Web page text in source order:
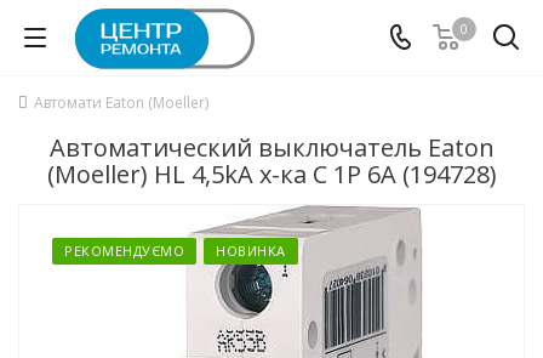
0
Автомати Eaton (Moeller)
Автоматический выключатель Eaton
(Moeller) HL 4,5kA х-ка C 1P 6А (194728)
РЕКОМЕНДУЄМО НОВИНКА